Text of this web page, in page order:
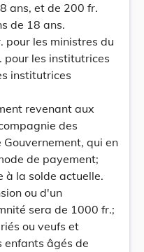
ans, et de 200 fr.
de 18 ans.
pour les ministres du
pour les institutrices
institutrices
revenant aux
des
qui en
de payement;
à la solde actuelle.
ou d'un
sera de 1000 fr.;
ou veufs et
enfants âgés de